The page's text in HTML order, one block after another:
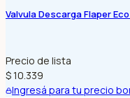
Valvula Descarga Flaper
Precio de lista
$ 10.339
Ingresá para tu precio